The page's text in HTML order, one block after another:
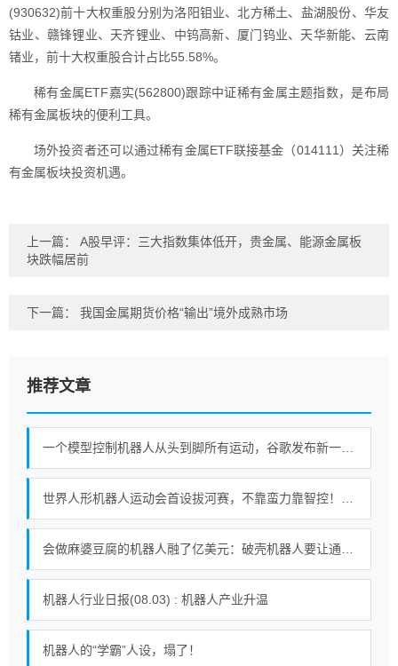
(930632)前十大权重股分别为洛阳钼业、北方稀土、盐湖股份、华友
钴业、赣锋锂业、天齐锂业、中钨高新、厦门钨业、天华新能、云南
锗业，前十大权重股合计占比55.58%。
稀有金属ETF嘉实(562800)跟踪中证稀有金属主题指数，是布局
稀有金属板块的便利工具。
场外投资者还可以通过稀有金属ETF联接基金（014111）关注稀
有金属板块投资机遇。
上一篇： A股早评：三大指数集体低开，贵金属、能源金属板
块跌幅居前
下一篇： 我国金属期货价格“输出”境外成熟市场
推荐文章
机器人行业日报(08.03) : 机器人产业升温
机器人的“学霸”人设，塌了！